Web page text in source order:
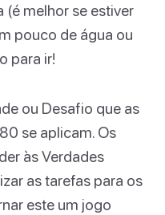
(é melhor se estiver
pouco de água ou
para ir!
ou Desafio que as
se aplicam. Os
às Verdades
as tarefas para os
este um jogo